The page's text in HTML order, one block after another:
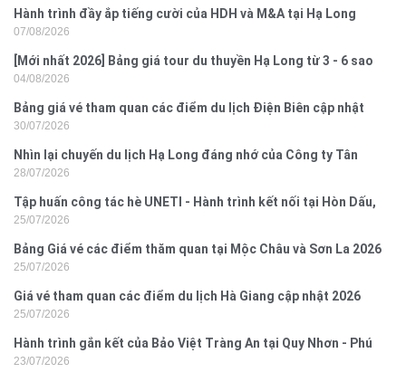
Hành trình đầy ắp tiếng cười của HDH và M&A tại Hạ Long
07/08/2026
[Mới nhất 2026] Bảng giá tour du thuyền Hạ Long từ 3 - 6 sao
04/08/2026
Bảng giá vé tham quan các điểm du lịch Điện Biên cập nhật
2026
30/07/2026
Nhìn lại chuyến du lịch Hạ Long đáng nhớ của Công ty Tân
Hưng 2026
28/07/2026
Tập huấn công tác hè UNETI - Hành trình kết nối tại Hòn Dấu,
Đồ Sơn
25/07/2026
Bảng Giá vé các điểm thăm quan tại Mộc Châu và Sơn La 2026
25/07/2026
Giá vé tham quan các điểm du lịch Hà Giang cập nhật 2026
25/07/2026
Hành trình gắn kết của Bảo Việt Tràng An tại Quy Nhơn - Phú
Yên
23/07/2026